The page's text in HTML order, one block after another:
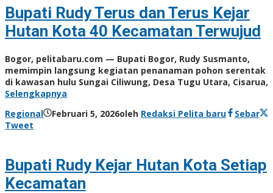
Bupati Rudy Terus dan Terus Kejar
Hutan Kota 40 Kecamatan Terwujud
Bogor, pelitabaru.com — Bupati Bogor, Rudy Susmanto,
memimpin langsung kegiatan penanaman pohon serentak
di kawasan hulu Sungai Ciliwung, Desa Tugu Utara, Cisarua,
Selengkapnya
Regional
Februari 5, 2026oleh Redaksi Pelita baru
Sebar
Tweet
Bupati Rudy Kejar Hutan Kota Setiap
Kecamatan